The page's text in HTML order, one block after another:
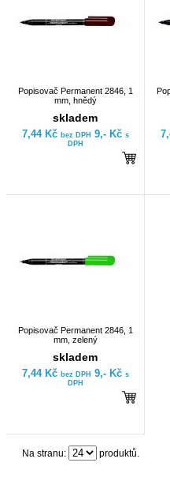
Popisovač Permanent 2846, 1
mm, hnědý
skladem
7,44 Kč bez DPH 9,- Kč s
DPH
Popisovač Permanent 2846, 1
mm, zelený
skladem
7,44 Kč bez DPH 9,- Kč s
DPH
Na stranu: produktů.